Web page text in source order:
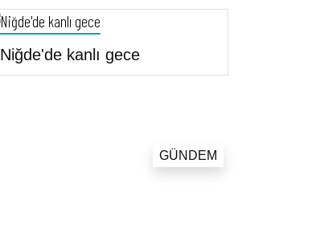
Niğde'de kanlı gece
GÜNDEM